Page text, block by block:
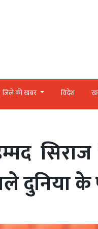
जिले की खबर विदेश
दुनिया